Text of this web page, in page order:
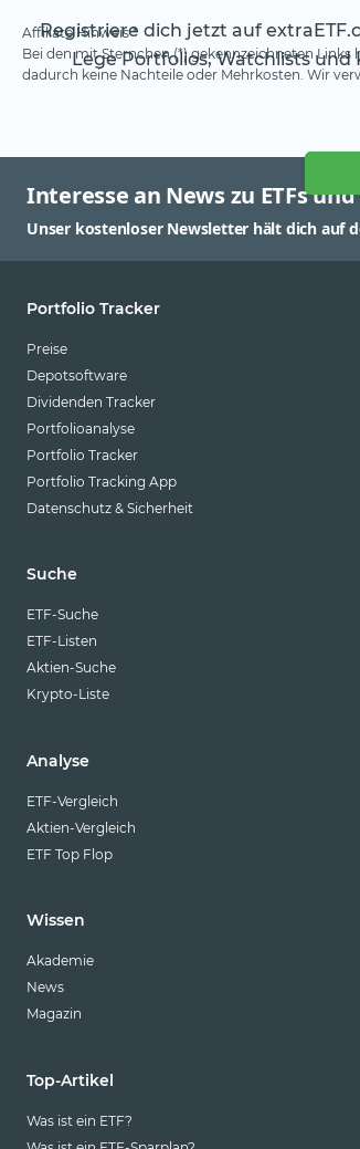
Registriere dich jetzt auf
Lege Portfolios, Watchlists
Affiliate Hinweis *
Bei den mit Sternchen (*) gekennzeichneten
dadurch keine Nachteile oder Mehrkosten. Wir
Interesse an News zu ETFs
Unser kostenloser Newsletter hält dich auf
Portfolio Tracker
Preise
Depotsoftware
Dividenden Tracker
Portfolioanalyse
Portfolio Tracker
Portfolio Tracking App
Datenschutz & Sicherheit
Suche
ETF-Suche
ETF-Listen
Aktien-Suche
Krypto-Liste
Analyse
ETF-Vergleich
Aktien-Vergleich
ETF Top Flop
Wissen
Akademie
News
Magazin
Top-Artikel
Was ist ein ETF?